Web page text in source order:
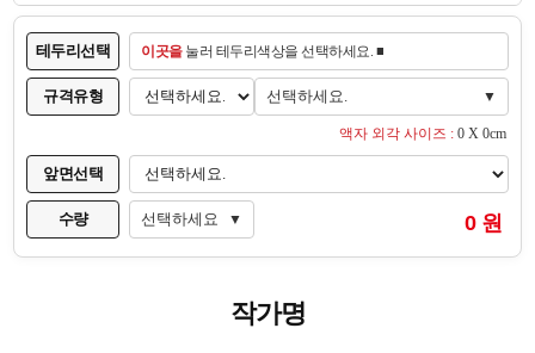
테두리선택 이곳을눌러 테두리색상을 선택하세요. ■
규격유형 선택하세요. ▼
액자 외각 사이즈 : 0 X 0cm
앞면선택
수량 선택하세요 ▼ 0 원
작가명